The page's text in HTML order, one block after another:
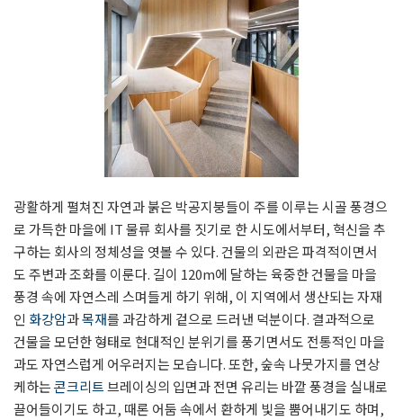
광활하게 펼쳐진 자연과 붉은 박공지붕들이 주를 이루는 시골 풍경으
로 가득한 마을에 IT 물류 회사를 짓기로 한 시도에서부터, 혁신을 추
구하는 회사의 정체성을 엿볼 수 있다. 건물의 외관은 파격적이면서
도 주변과 조화를 이룬다. 길이 120m에 달하는 육중한 건물을 마을
풍경 속에 자연스레 스며들게 하기 위해, 이 지역에서 생산되는 자재
인 화강암과목재를 과감하게 겉으로 드러낸 덕분이다. 결과적으로
건물을 모던한 형태로 현대적인 분위기를 풍기면서도 전통적인 마을
과도 자연스럽게 어우러지는 모습니다. 또한, 숲속 나뭇가지를 연상
케하는콘크리트브레이싱의 입면과 전면 유리는 바깥 풍경을 실내로
끌어들이기도 하고, 때론 어둠 속에서 환하게 빛을 뿜어내기도 하며,